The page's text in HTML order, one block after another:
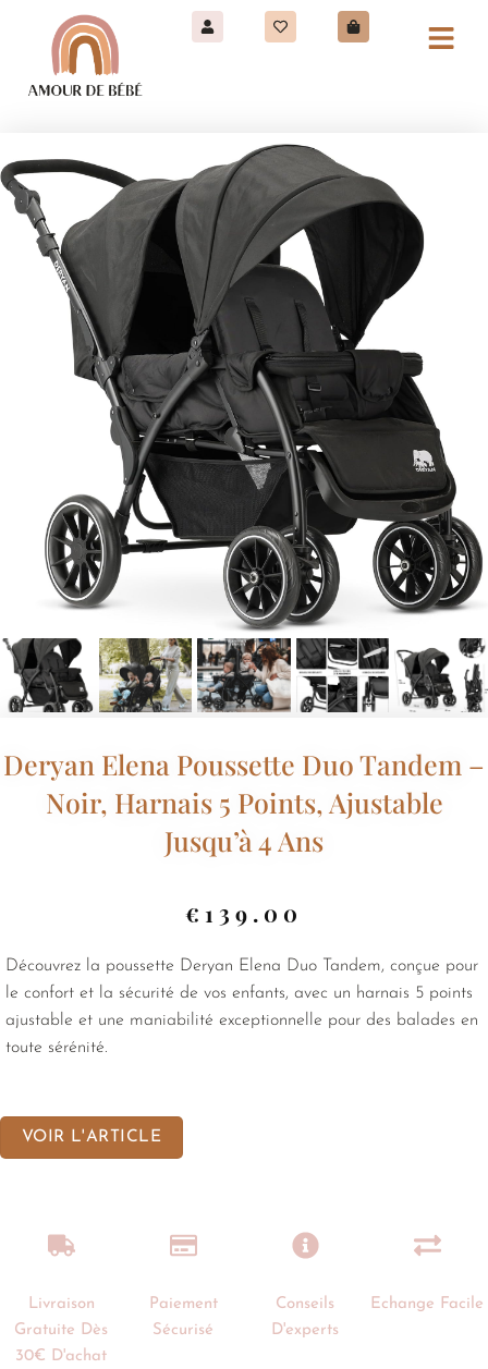
Deryan Elena Poussette Duo Tandem –
Noir, Harnais 5 Points, Ajustable
Jusqu’à 4 Ans
€ 139.00
Découvrez la poussette Deryan Elena Duo Tandem, conçue pour
le confort et la sécurité de vos enfants, avec un harnais 5 points
ajustable et une maniabilité exceptionnelle pour des balades en
toute sérénité.
VOIR L'ARTICLE
Livraison
Gratuite Dès
30€ D'achat
Paiement
Sécurisé
Conseils
D'experts
Echange Facile